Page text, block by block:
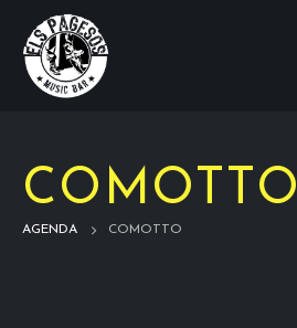
COMOTTO
AGENDA COMOTTO